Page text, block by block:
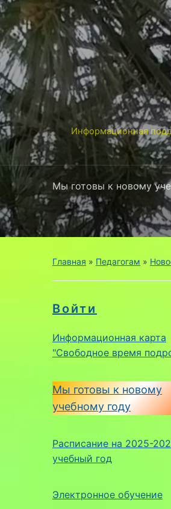
Информационная
Мы готовы к новому
Главная » Педагогам »
Войти
Информационная карта
"Свободное время
Мы готовы к новому
учебному году
Расписание на 2025-
учебный год
Электронное обучение